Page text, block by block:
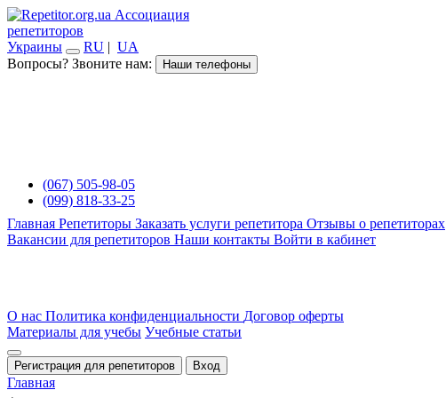
Ассоциация
репетиторов
Украины
RU | UA
Вопросы? Звоните нам:
Наши телефоны
(067) 505-98-05
(099) 818-33-25
Главная Репетиторы Заказать услуги репетитора Отзывы о репетиторах
Вакансии для репетиторов Наши контакты Войти в кабинет
О нас Политика конфиденциальности Договор оферты
Материалы для учебы Учебные статьи
Регистрация для репетиторов Вход
Главная